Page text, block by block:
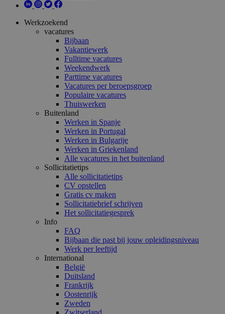
Werkzoekend
vacatures
Bijbaan
Vakantiewerk
Fulltime vacatures
Weekendwerk
Parttime vacatures
Vacatures per beroepsgroep
Populaire vacatures
Thuiswerken
Buitenland
Werken in Spanje
Werken in Portugal
Werken in Bulgarije
Werken in Griekenland
Alle vacatures in het buitenland
Sollicitatietips
Alle sollicitatietips
CV opstellen
Gratis cv maken
Sollicitatiebrief schrijven
Het sollicitatiegesprek
Info
FAQ
Bijbaan die past bij jouw opleidingsniveau
Werk per leeftijd
International
België
Duitsland
Frankrijk
Oostenrijk
Zweden
Zwitserland